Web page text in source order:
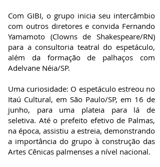
Com GIBI, o grupo inicia seu intercâmbio
com outros diretores e convida Fernando
Yamamoto (Clowns de Shakespeare/RN)
para a consultoria teatral do espetáculo,
além da formação de palhaços com
Adelvane Néia/SP.
Uma curiosidade: O espetáculo estreou no
Itaú Cultural, em São Paulo/SP, em 16 de
junho, para uma plateia para lá de
seletiva. Até o prefeito efetivo de Palmas,
na época, assistiu a estreia, demonstrando
a importância do grupo à construção das
Artes Cênicas palmenses a nível nacional.